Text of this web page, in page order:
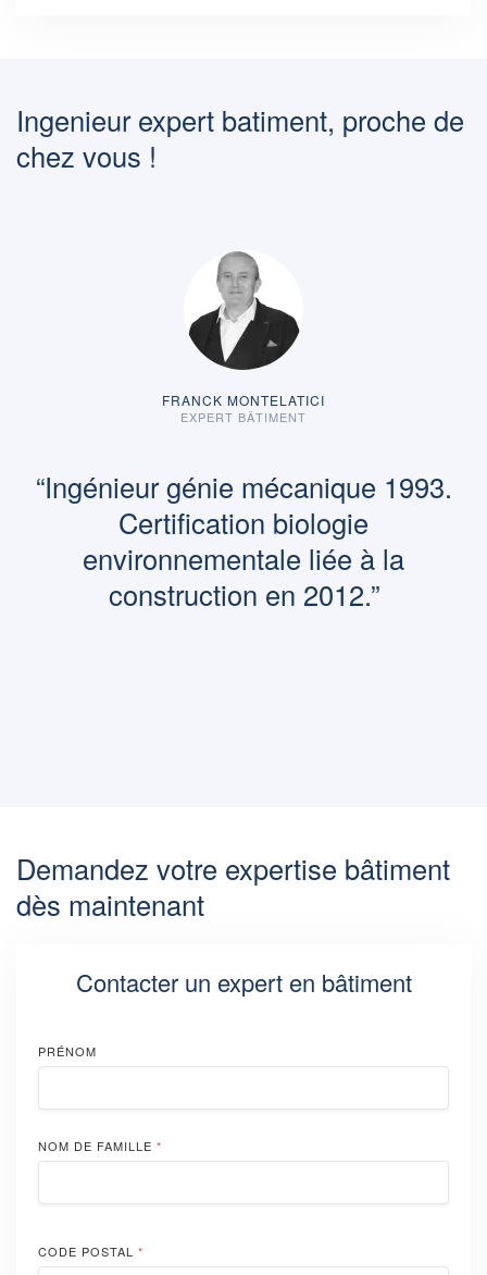
Ingenieur expert batiment, proche de
chez vous !
AURÉLIEN GIRARDOT
EXPERT BÂTIMENT
“ « Expertise en bâtiment avec
complément judiciaire » auprès de
l’OFIB DU « Droit de l’expertise
judiciaire » Membre Expert/Arbitre de
Demandez votre expertise bâtiment
dès maintenant
Contacter un expert en bâtiment
PRÉNOM
NOM DE FAMILLE *
CODE POSTAL *